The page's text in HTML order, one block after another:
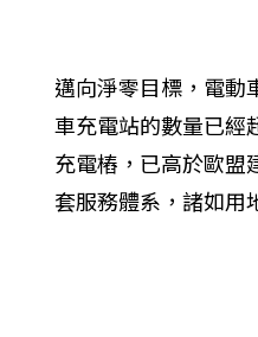
邁向淨零目標，電動
車充電站的數量已經
充電樁，已高於歐盟
套服務體系，諸如用